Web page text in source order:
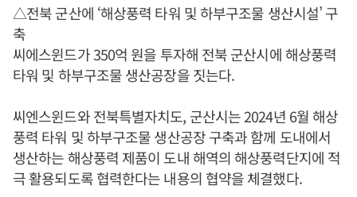
△전북 군산에 ‘해상풍력 타워 및 하부구조물 생산시설’ 구
축
씨에스윈드가 350억 원을 투자해 전북 군산시에 해상풍력
타워 및 하부구조물 생산공장을 짓는다.
씨엔스윈드와 전북특별자치도, 군산시는 2024년 6월 해상
풍력 타워 및 하부구조물 생산공장 구축과 함께 도내에서
생산하는 해상풍력 제품이 도내 해역의 해상풍력단지에 적
극 활용되도록 협력한다는 내용의 협약을 체결했다.